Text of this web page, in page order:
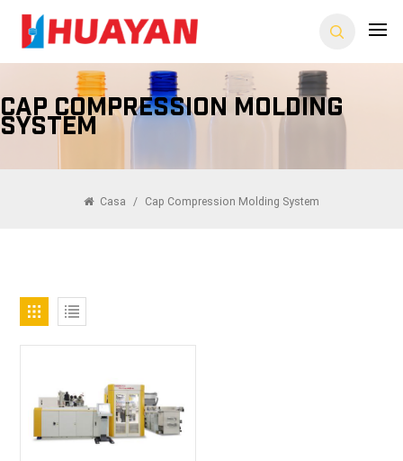
Cap Compression Molding
System
Casa / Cap Compression Molding System